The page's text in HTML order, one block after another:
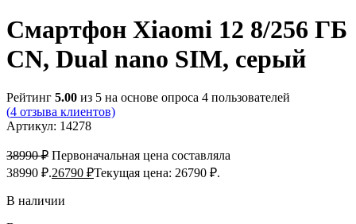
Смартфон Xiaomi 12 8/256 ГБ
CN, Dual nano SIM, серый
Рейтинг 5.00 из 5 на основе опроса 4 пользователей
(4 отзыва клиентов)
Артикул: 14278
38990₽ Первоначальная цена составляла
38990 ₽.26790 ₽Текущая цена: 26790 ₽.
В наличии